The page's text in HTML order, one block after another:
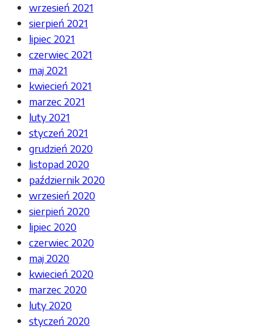
wrzesień 2021
sierpień 2021
lipiec 2021
czerwiec 2021
maj 2021
kwiecień 2021
marzec 2021
luty 2021
styczeń 2021
grudzień 2020
listopad 2020
październik 2020
wrzesień 2020
sierpień 2020
lipiec 2020
czerwiec 2020
maj 2020
kwiecień 2020
marzec 2020
luty 2020
styczeń 2020